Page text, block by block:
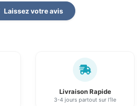
Laissez votre avis
Livraison Rapide
3-4 jours partout sur l'île